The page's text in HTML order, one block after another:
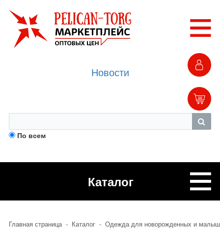
По всем
Новости
Каталог
Главная страница - Каталог - Одежда для новорожденных и